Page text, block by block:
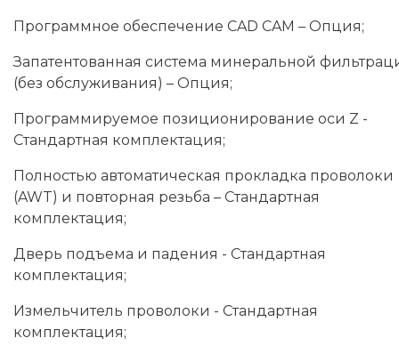
Программное обеспечение CAD CAM – Опция;
Запатентованная система минеральной
(без обслуживания) – Опция;
Программируемое позиционирование оси Z -
Стандартная комплектация;
Полностью автоматическая прокладка проволоки
(AWT) и повторная резьба – Стандартная
комплектация;
Дверь подъема и падения - Стандартная
комплектация;
Измельчитель проволоки - Стандартная
комплектация;